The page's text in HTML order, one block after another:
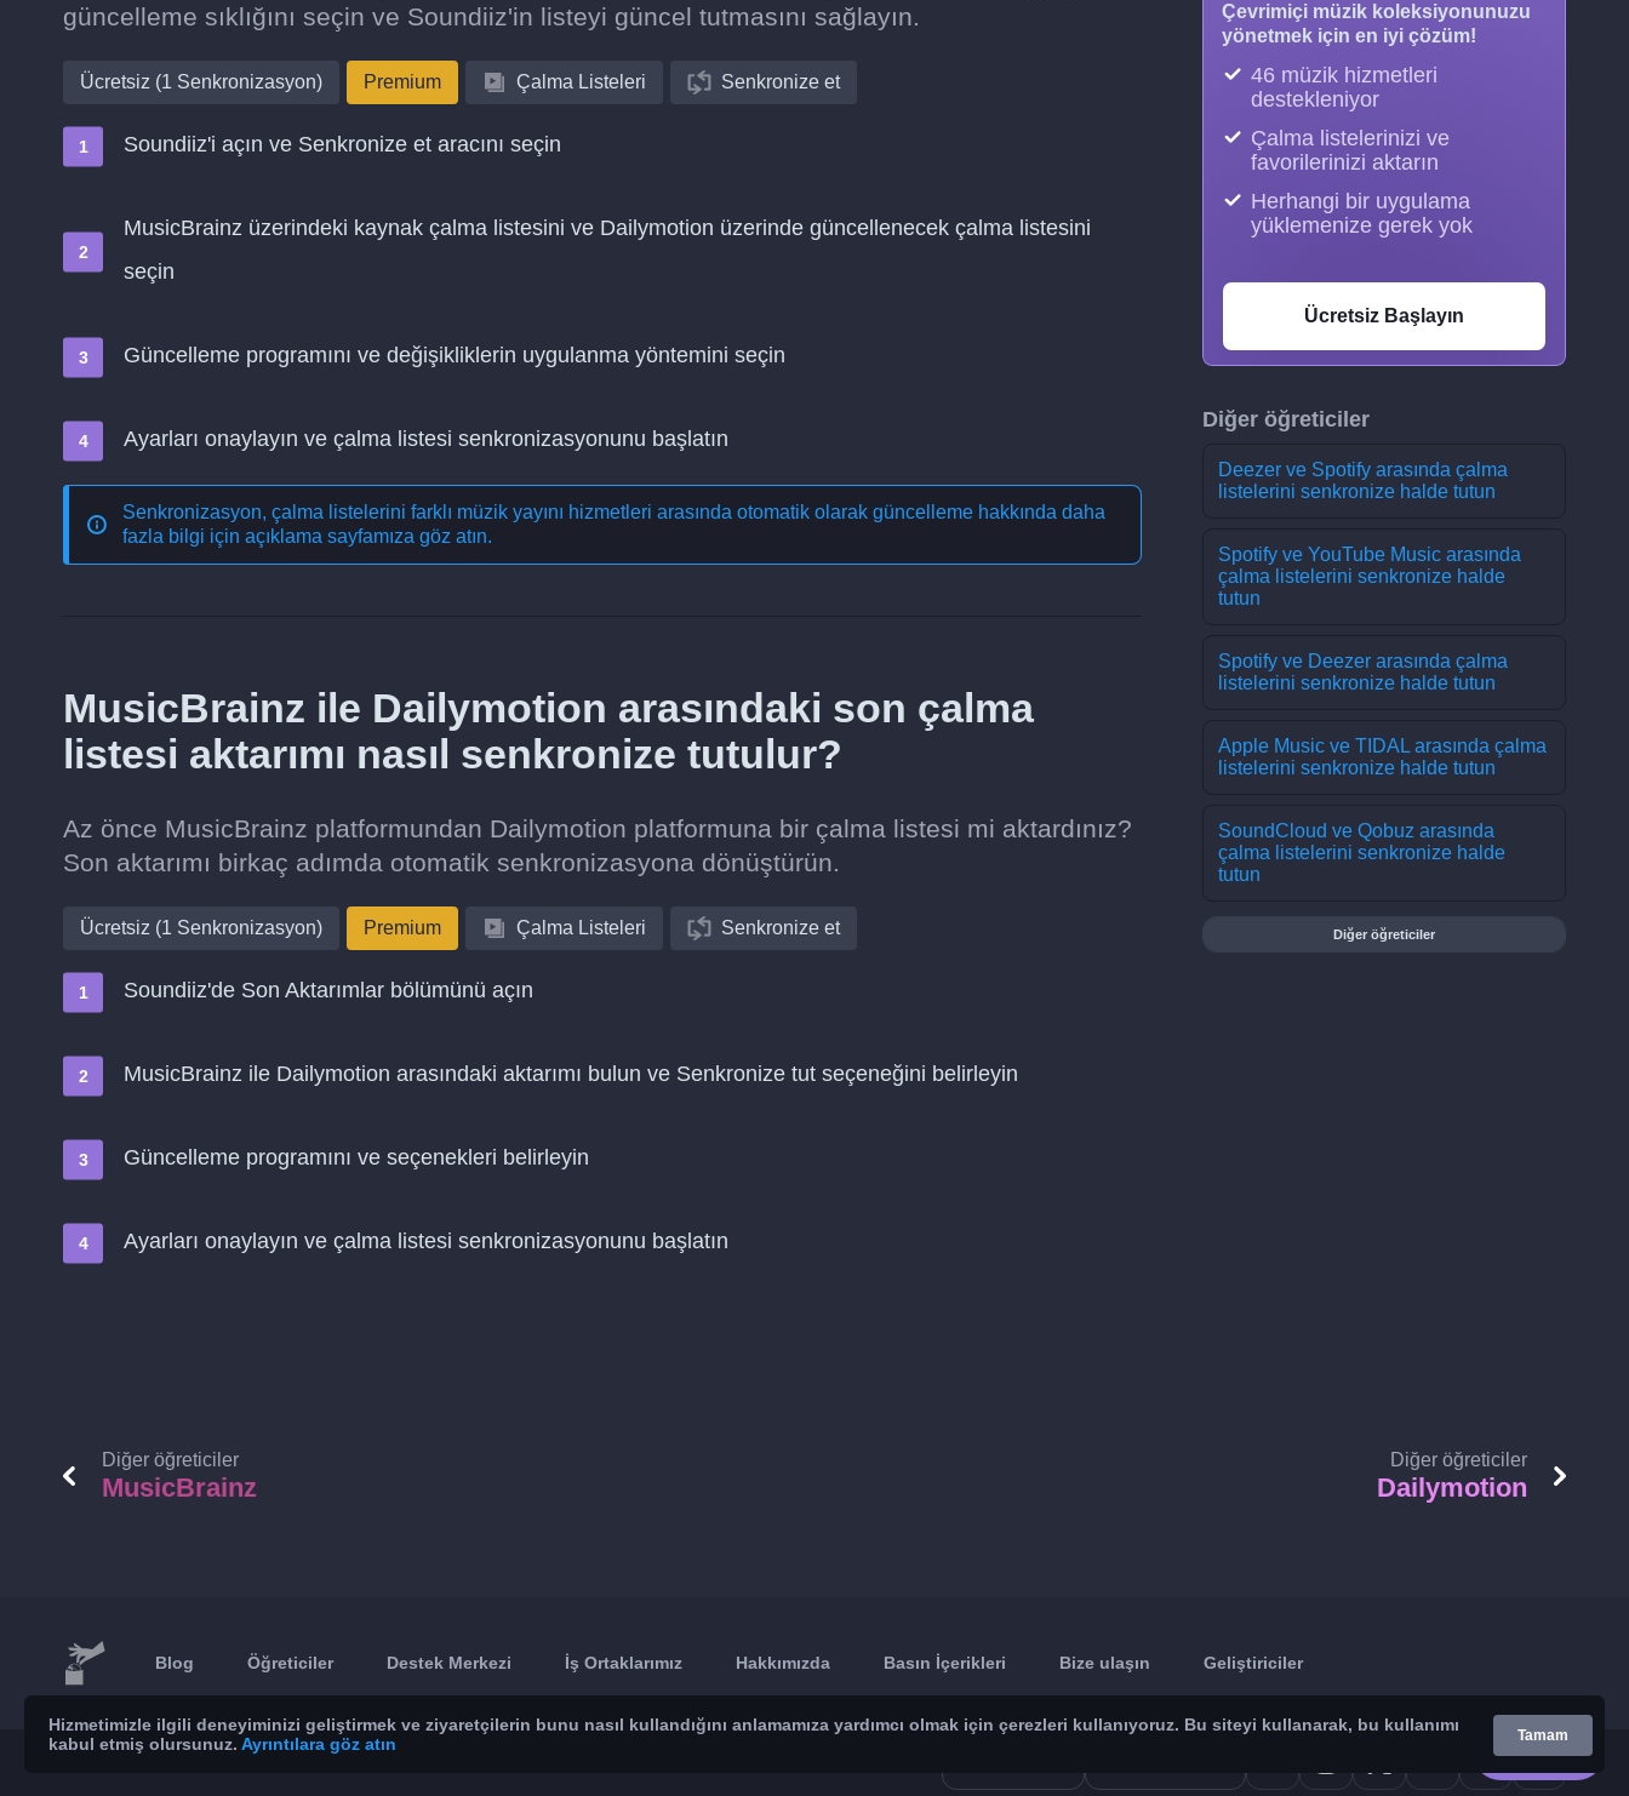
güncelleme sıklığını seçin ve Soundiiz'in listeyi güncel tutmasını sağlayın.
Ücretsiz (1 Senkronizasyon) Premium Çalma Listeleri Senkronize et
Soundiiz'i açın ve Senkronize et aracını seçin
MusicBrainz üzerindeki kaynak çalma listesini ve Dailymotion üzerinde güncellenecek çalma listesini
seçin
Güncelleme programını ve değişikliklerin uygulanma yöntemini seçin
Ayarları onaylayın ve çalma listesi senkronizasyonunu başlatın
Senkronizasyon, çalma listelerini farklı müzik yayını hizmetleri arasında otomatik olarak güncelleme hakkında daha
fazla bilgi için açıklama sayfamıza göz atın.
MusicBrainz ile Dailymotion arasındaki son çalma
listesi aktarımı nasıl senkronize tutulur?
Az önce MusicBrainz platformundan Dailymotion platformuna bir çalma listesi mi aktardınız?
Son aktarımı birkaç adımda otomatik senkronizasyona dönüştürün.
Ücretsiz (1 Senkronizasyon) Premium Çalma Listeleri Senkronize et
Soundiiz'de Son Aktarımlar bölümünü açın
MusicBrainz ile Dailymotion arasındaki aktarımı bulun ve Senkronize tut seçeneğini belirleyin
Güncelleme programını ve seçenekleri belirleyin
Ayarları onaylayın ve çalma listesi senkronizasyonunu başlatın
Çevrimiçi müzik koleksiyonunuzu
yönetmek için en iyi çözüm!
46 müzik hizmetleri
destekleniyor
Çalma listelerinizi ve
favorilerinizi aktarın
Herhangi bir uygulama
yüklemenize gerek yok
Ücretsiz Başlayın
Diğer öğreticiler
Deezer ve Spotify arasında çalma
listelerini senkronize halde tutun
Spotify ve YouTube Music arasında
çalma listelerini senkronize halde
tutun
Spotify ve Deezer arasında çalma
listelerini senkronize halde tutun
Apple Music ve TIDAL arasında çalma
listelerini senkronize halde tutun
SoundCloud ve Qobuz arasında
çalma listelerini senkronize halde
tutun
Diğer öğreticiler
Diğer öğreticiler
MusicBrainz
Diğer öğreticiler
Dailymotion
Blog Öğreticiler Destek Merkezi İş Ortaklarımız Hakkımızda Basın İçerikleri Bize ulaşın Geliştiriciler
Hizmetimizle ilgili deneyiminizi geliştirmek ve ziyaretçilerin bunu nasıl kullandığını anlamamıza yardımcı olmak için çerezleri kullanıyoruz. Bu siteyi kullanarak, bu kullanımı
kabul etmiş olursunuz. Ayrıntılara göz atın Tamam